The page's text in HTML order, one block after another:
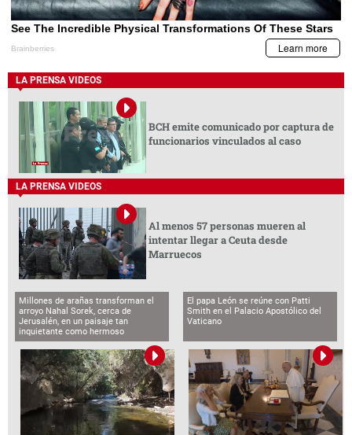
LA PRENSA VIDEOS
BCH emite comunicado por captura de
funcionarios vinculados al caso
LA PRENSA VIDEOS
Al menos 57 personas mueren al
intentar llegar a Ceuta desde
Marruecos
Millones de arañas transforman el
arroyo Nahal Sorek, cerca de
Jerusalén, en un paisaje tan
inquietante como hermoso
El papa León se reúne con Patti
Smith en el Palacio Apostólico del
Vaticano